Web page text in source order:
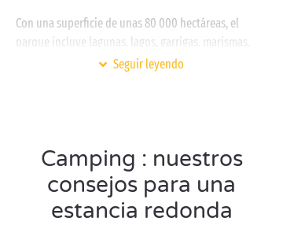
Con una superficie de unas 80 000 hectáreas, el
parque incluye lagunas, lagos, garrigas, marismas,
playas, viñedos y pequeñas montañas. ¡Hay mucho
mañana, le invitamos a explorar a sus anchas este
tesoro natural de la región de Occitania . Su flora y su
fauna excepcionales le permitirán avistar especies
protegidas como la garza real o el flamenco.
Seguir leyendo
Camping : nuestros
consejos para una
estancia redonda